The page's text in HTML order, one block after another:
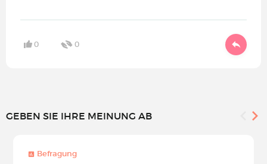
0 0
GEBEN SIE IHRE MEINUNG AB
Befragung